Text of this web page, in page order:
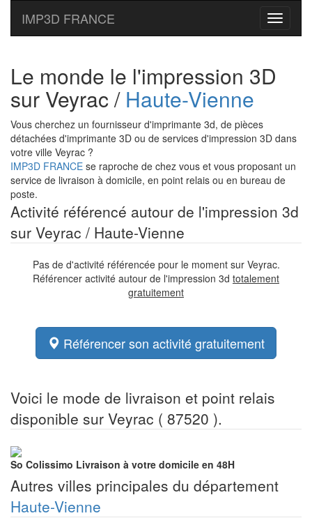
Toggle
IMP3D FRANCE
Le monde le l'impression 3D
sur Veyrac / Haute-Vienne
Vous cherchez un fournisseur d'imprimante 3d, de pièces
détachées d'imprimante 3D ou de services d'impression 3D dans
votre ville Veyrac ?
IMP3D FRANCE se raproche de chez vous et vous proposant un
service de livraison à domicile, en point relais ou en bureau de
poste.
Activité référencé autour de l'impression 3d
sur Veyrac / Haute-Vienne
Pas de d'activité référencée pour le moment sur Veyrac.
Référencer activité autour de l'impression 3d totalement
gratuitement
Référencer son activité gratuitement
Voici le mode de livraison et point relais
disponible sur Veyrac ( 87520 ).
So Colissimo Livraison à votre domicile en 48H
Autres villes principales du département
Haute-Vienne